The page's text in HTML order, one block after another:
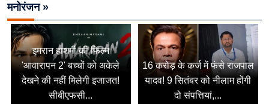
मनोरंजन »
इमरान हाशमी की फिल्म
'आवारापन 2' बच्चों को अकेले
देखने की नहीं मिलेगी इजाजत!
सीबीएफसी...
16 करोड़ के कर्ज में फंसे राजपाल
यादव! 9 सितंबर को नीलाम होंगी
दो संपत्तियां,...